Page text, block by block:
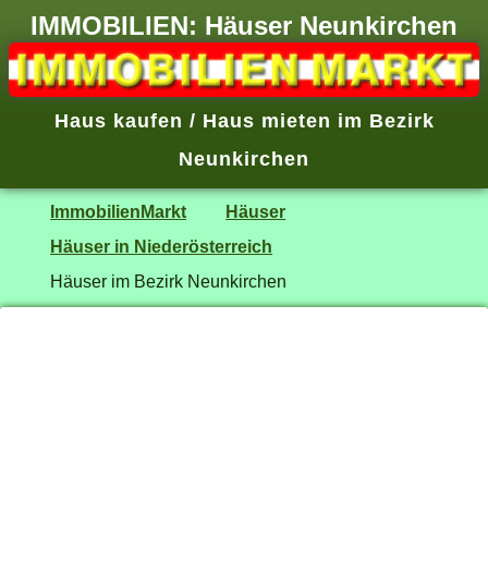
IMMOBILIEN: Häuser Neunkirchen
Haus kaufen / Haus mieten im Bezirk
Neunkirchen
ImmobilienMarkt
Häuser
Häuser in Niederösterreich
Häuser im Bezirk Neunkirchen